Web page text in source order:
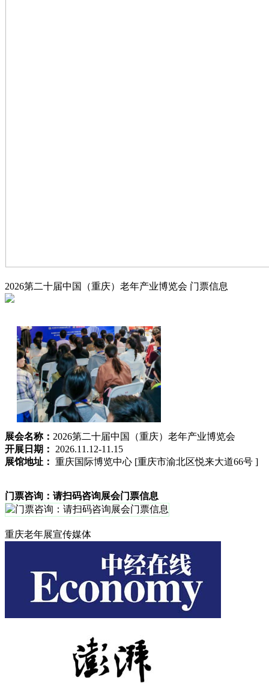
2026第二十届中国（重庆）老年产业博览会 门票信息
展会名称： 2026第二十届中国（重庆）老年产业博览会
开展日期：
2026.11.12-11.15
展馆地址： 重庆国际博览中心 [重庆市渝北区悦来大道66号 ]
门票咨询：请扫码咨询展会门票信息
重庆老年展宣传媒体